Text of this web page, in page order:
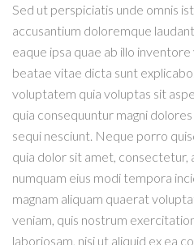
Sed ut perspiciatis unde omnis
accusantium doloremque
eaque ipsa quae ab illo
beatae vitae dicta sunt
voluptatem quia voluptas sit
quia consequuntur magni
sequi nesciunt. Neque porro
quia dolor sit amet, consectetur,
numquam eius modi tempora
magnam aliquam quaerat
veniam, quis nostrum
laboriosam, nisi ut aliquid ex ea